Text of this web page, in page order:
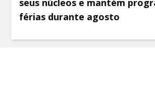
seus núcleos e mantém
férias durante agosto